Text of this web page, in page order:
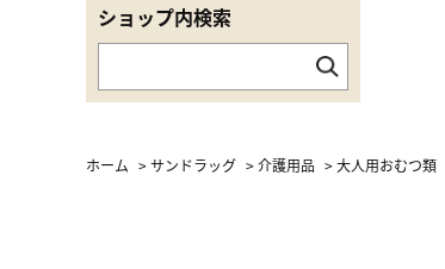
ショップ内検索
ホーム >サンドラッグ >介護用品 >大人用おむつ類